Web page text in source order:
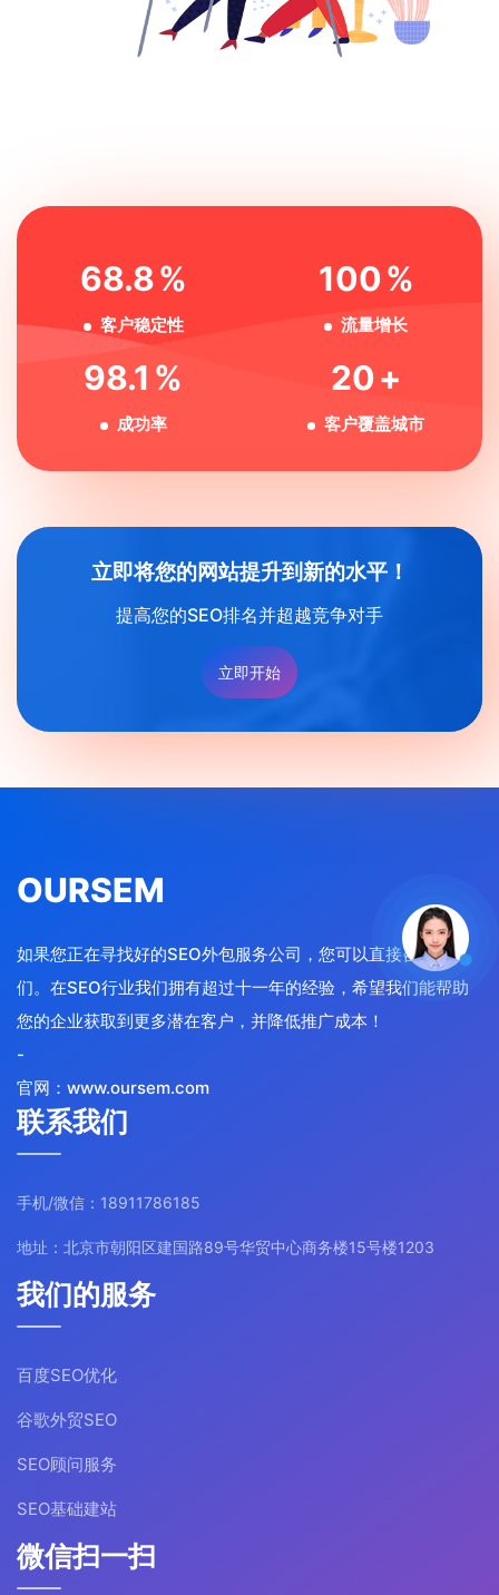
68.8%
客户稳定性
100%
流量增长
98.1 %
成功率
20+
客户覆盖城市
立即将您的网站提升到新的水平！
提高您的SEO排名并超越竞争对手
立即开始
OURSEM
如果您正在寻找好的SEO外包服务公司，您可以直接咨询我
们。在SEO行业我们拥有超过十一年的经验，希望我们能帮助
您的企业获取到更多潜在客户，并降低推广成本！
-
官网：www.oursem.com
联系我们
手机/微信：18911786185
地址：北京市朝阳区建国路89号华贸中心商务楼15号楼1203
我们的服务
百度SEO优化
谷歌外贸SEO
SEO顾问服务
SEO基础建站
微信扫一扫